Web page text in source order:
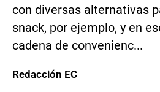
con diversas alternativas
snack, por ejemplo, y en
cadena de convenienc...
Redacción EC